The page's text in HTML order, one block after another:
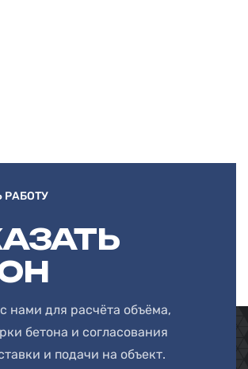
РАБОТУ
нами для расчёта объёма,
бетона и согласования
и подачи на объект.